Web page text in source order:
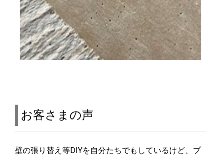
お客さまの声
壁の張り替え等DIYを自分たちでもしているけど、プ